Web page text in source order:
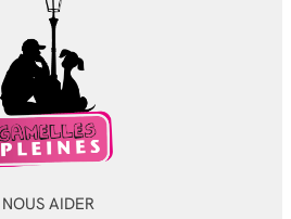
NOUS AIDER